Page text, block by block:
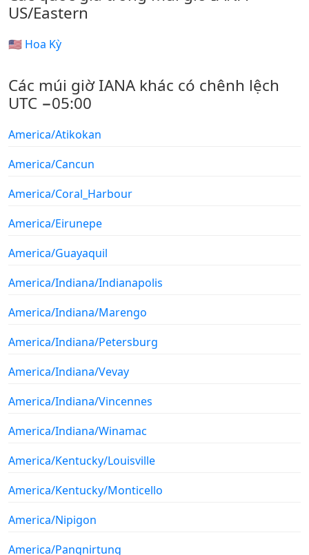
US/Eastern
🇺🇸 Hoa Kỳ
Các múi giờ IANA khác có chênh lệch
UTC −05:00
America/Atikokan
America/Cancun
America/Coral_Harbour
America/Eirunepe
America/Guayaquil
America/Indiana/Indianapolis
America/Indiana/Marengo
America/Indiana/Petersburg
America/Indiana/Vevay
America/Indiana/Vincennes
America/Indiana/Winamac
America/Kentucky/Louisville
America/Kentucky/Monticello
America/Nipigon
America/Pangnirtung